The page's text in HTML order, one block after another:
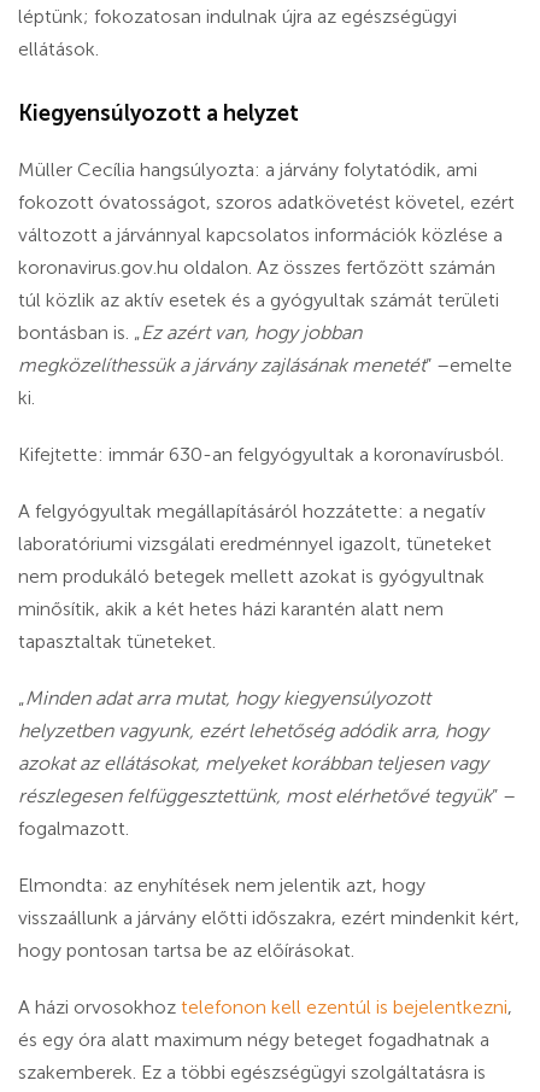
léptünk; fokozatosan indulnak újra az egészségügyi
ellátások.
Kiegyensúlyozott a helyzet
Müller Cecília hangsúlyozta: a járvány folytatódik, ami
fokozott óvatosságot, szoros adatkövetést követel, ezért
változott a járvánnyal kapcsolatos információk közlése a
koronavirus.gov.hu oldalon. Az összes fertőzött számán
túl közlik az aktív esetek és a gyógyultak számát területi
bontásban is. „Ez azért van, hogy jobban
megközelíthessük a járvány zajlásának menetét” –emelte
ki.
Kifejtette: immár 630-an felgyógyultak a koronavírusból.
A felgyógyultak megállapításáról hozzátette: a negatív
laboratóriumi vizsgálati eredménnyel igazolt, tüneteket
nem produkáló betegek mellett azokat is gyógyultnak
minősítik, akik a két hetes házi karantén alatt nem
tapasztaltak tüneteket.
„Minden adat arra mutat, hogy kiegyensúlyozott
helyzetben vagyunk, ezért lehetőség adódik arra, hogy
azokat az ellátásokat, melyeket korábban teljesen vagy
részlegesen felfüggesztettünk, most elérhetővé tegyük” –
fogalmazott.
Elmondta: az enyhítések nem jelentik azt, hogy
visszaállunk a járvány előtti időszakra, ezért mindenkit kért,
hogy pontosan tartsa be az előírásokat.
A házi orvosokhoz telefonon kell ezentúl is bejelentkezni,
és egy óra alatt maximum négy beteget fogadhatnak a
szakemberek. Ez a többi egészségügyi szolgáltatásra is